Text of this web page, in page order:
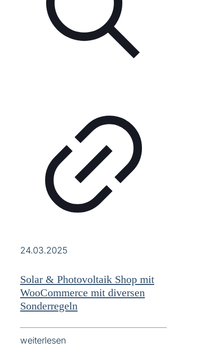
24.03.2025
Solar & Photovoltaik Shop mit
WooCommerce mit diversen
Sonderregeln
weiterlesen